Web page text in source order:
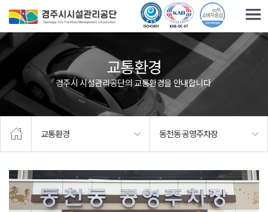
교통환경
경주시 시설관리공단의 교통환경을 안내합니다.
교통환경 동천동 공영주차장